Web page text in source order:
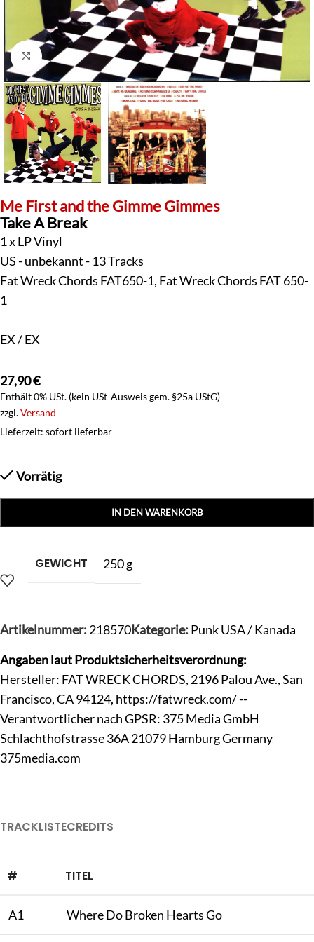
Klick zum Vergrößern
Me First and the Gimme Gimmes
Take A Break
1 x LP Vinyl
US - unbekannt - 13 Tracks
Fat Wreck Chords FAT650-1, Fat Wreck Chords FAT 650-
1
EX / EX
27,90€
Enthält 0% USt. (kein USt-Ausweis gem. §25a UStG)
zzgl.Versand
Lieferzeit: sofort lieferbar
Vorrätig
IN DEN WARENKORB
GEWICHT 250 g
Artikelnummer: 218570Kategorie: Punk USA / Kanada
Angaben laut Produktsicherheitsverordnung:
Hersteller: FAT WRECK CHORDS, 2196 Palou Ave., San
Francisco, CA 94124, https://fatwreck.com/ --
Verantwortlicher nach GPSR: 375 Media GmbH
Schlachthofstrasse 36A 21079 Hamburg Germany
375media.com
TRACKLISTECREDITS
# TITEL
A1 Where Do Broken Hearts Go